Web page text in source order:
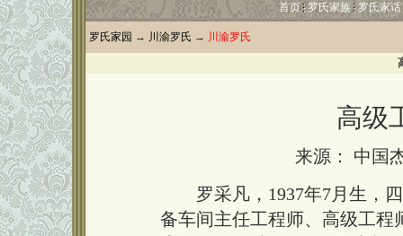
首页 罗氏家族 罗氏家话
罗氏家园 → 川渝罗氏 → 川渝罗氏
高级
来源： 中国
罗采凡，1937年7月生，四
备车间主任工程师、高级工程